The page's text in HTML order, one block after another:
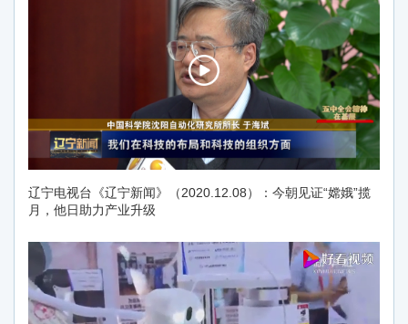
辽宁电视台《辽宁新闻》（2020.12.08）：今朝见证“嫦娥”揽
月，他日助力产业升级